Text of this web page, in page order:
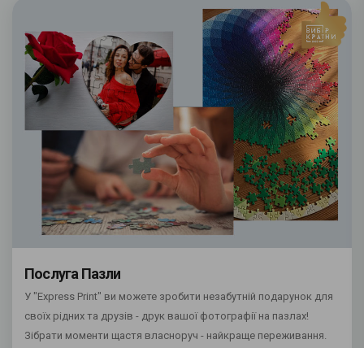
Послуга Пазли
У "Express Print" ви можете зробити незабутній подарунок для
своїх рідних та друзів - друк вашої фотографії на пазлах!
Зібрати моменти щастя власноруч - найкраще переживання.